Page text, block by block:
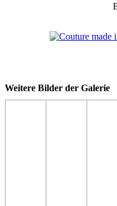
Weitere Bilder der Galerie